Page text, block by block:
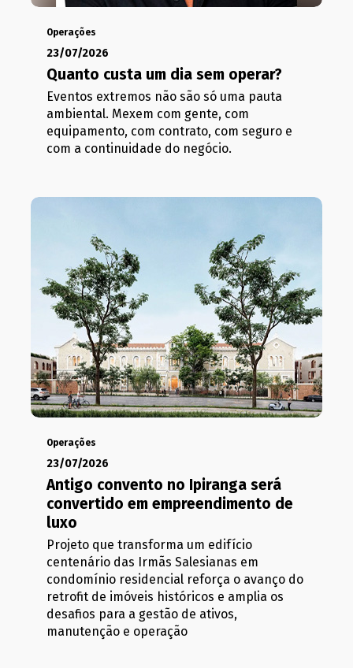
Operações
23/07/2026
Quanto custa um dia sem operar?
Eventos extremos não são só uma pauta
ambiental. Mexem com gente, com
equipamento, com contrato, com seguro e
com a continuidade do negócio.
Operações
23/07/2026
Antigo convento no Ipiranga será
convertido em empreendimento de
luxo
Projeto que transforma um edifício
centenário das Irmãs Salesianas em
condomínio residencial reforça o avanço do
retrofit de imóveis históricos e amplia os
desafios para a gestão de ativos,
manutenção e operação